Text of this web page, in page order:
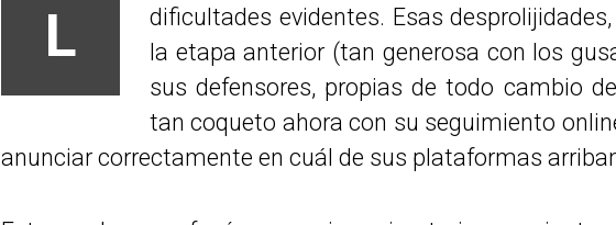
L
dificultades evidentes. Esas
la etapa anterior (tan generosa con los
sus defensores, propias de todo cambio
tan coqueto ahora con su seguimiento
anunciar correctamente en cuál de sus plataformas